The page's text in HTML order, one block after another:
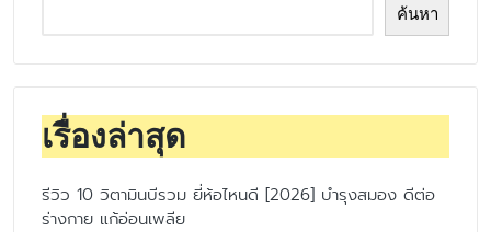
ค้นหา
เรื่องล่าสุด
รีวิว 10 วิตามินบีรวม ยี่ห้อไหนดี [2026] บำรุงสมอง ดีต่อ
ร่างกาย แก้อ่อนเพลีย